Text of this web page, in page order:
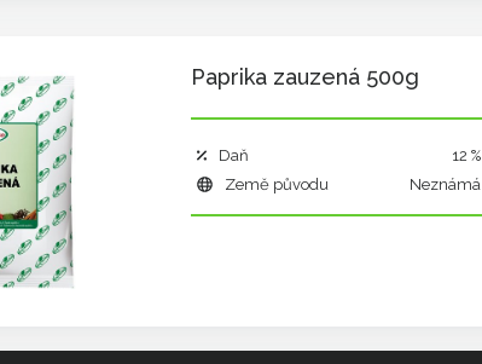
Paprika zauzená 500g
Daň
12 %
Země původu
Neznámá